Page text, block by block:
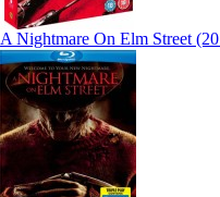
A Nightmare On Elm Street